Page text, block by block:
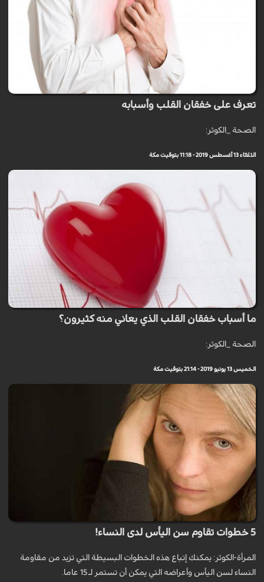
تعرف على خفقان القلب وأسبابه
الصحة _الكوثر:
الثلاثاء 13 أغسطس 2019 - 11:18 بتوقيت مكة
ما أسباب خفقان القلب الذي يعاني منه كثيرون؟
الصحة _الكوثر:
الخميس 13 يونيو 2019 - 21:14 بتوقيت مكة
5 خطوات تقاوم سن اليأس لدى النساء!
المرأة-الكوثر: يمكنك إتباع هذه الخطوات البسيطة التي تزيد من مقاومة
النساء لسن اليأس وأعراضه التي يمكن أن تستمر لـ 15 عاما.